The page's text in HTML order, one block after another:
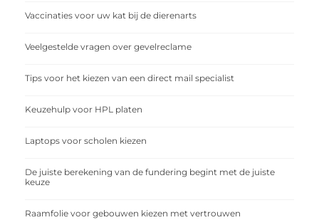
Vaccinaties voor uw kat bij de dierenarts
Veelgestelde vragen over gevelreclame
Tips voor het kiezen van een direct mail specialist
Keuzehulp voor HPL platen
Laptops voor scholen kiezen
De juiste berekening van de fundering begint met de juiste
keuze
Raamfolie voor gebouwen kiezen met vertrouwen